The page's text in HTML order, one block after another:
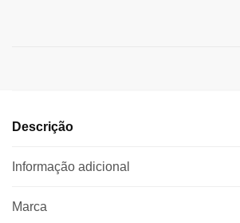
Descrição
Informação adicional
Marca